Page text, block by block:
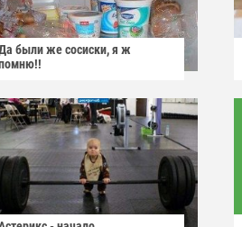
были же сосиски, я ж